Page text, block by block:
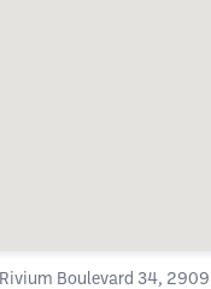
Rivium Boulevard 34, 2909